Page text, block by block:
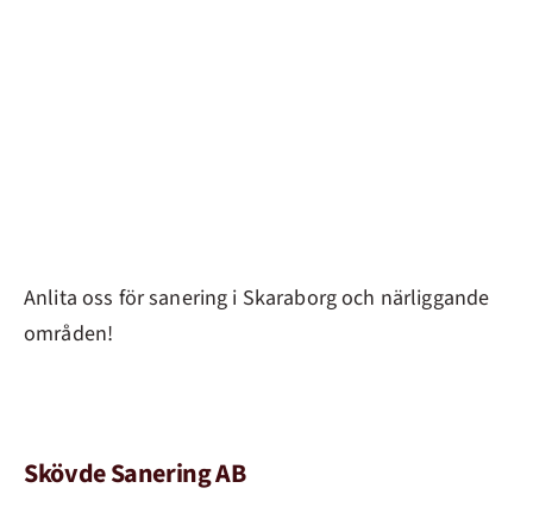
Anlita oss för sanering i Skaraborg och närliggande
områden!
Skövde Sanering AB